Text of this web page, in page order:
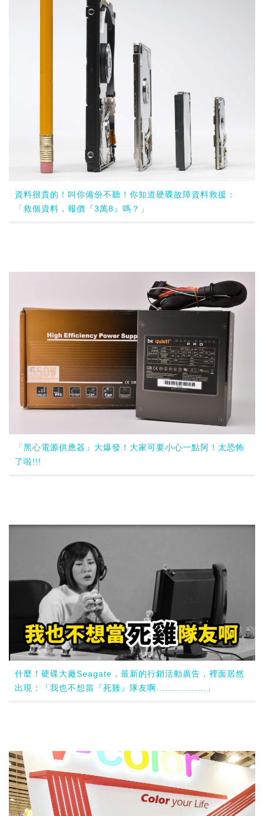
資料很貴的！叫你備份不聽！你知道硬碟故障資料救援：
「救個資料，報價『3萬8』嗎？」
「黑心電源供應器」大爆發！大家可要小心一點阿！太恐怖
了啦!!!
什麼！硬碟大廠Seagate，最新的行銷活動廣告，裡面居然
出現：「我也不想當『死雞』隊友啊.................」